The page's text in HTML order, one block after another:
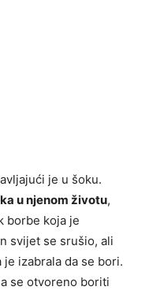
je u šoku.
u njenom životu,
borbe koja je
svijet se srušio, ali
izabrala da se bori.
se otvoreno boriti